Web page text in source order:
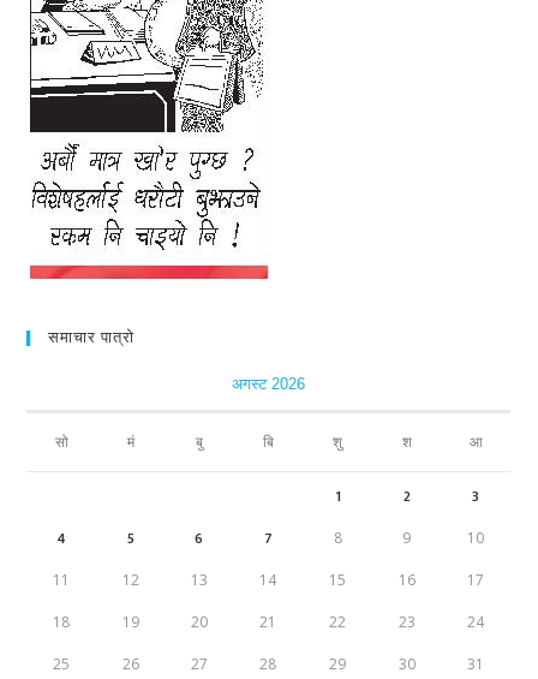
समाचार पात्रो
अगस्ट 2026
सो मं बु बि शु श आ
1 2
3
4
5 6 7 8 9 10
11 12 13 14 15 16 17
18 19 20 21 22 23 24
25 26 27 28 29 30 31